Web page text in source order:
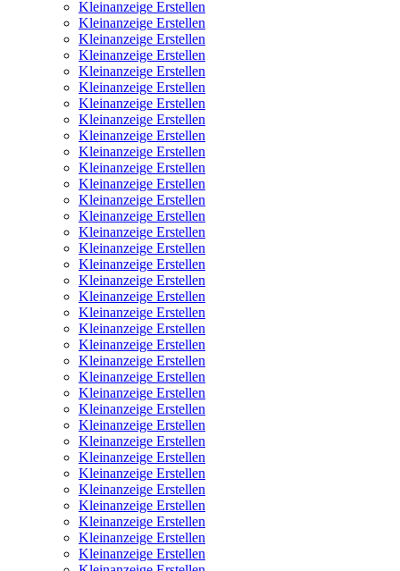
Kleinanzeige Erstellen
Kleinanzeige Erstellen
Kleinanzeige Erstellen
Kleinanzeige Erstellen
Kleinanzeige Erstellen
Kleinanzeige Erstellen
Kleinanzeige Erstellen
Kleinanzeige Erstellen
Kleinanzeige Erstellen
Kleinanzeige Erstellen
Kleinanzeige Erstellen
Kleinanzeige Erstellen
Kleinanzeige Erstellen
Kleinanzeige Erstellen
Kleinanzeige Erstellen
Kleinanzeige Erstellen
Kleinanzeige Erstellen
Kleinanzeige Erstellen
Kleinanzeige Erstellen
Kleinanzeige Erstellen
Kleinanzeige Erstellen
Kleinanzeige Erstellen
Kleinanzeige Erstellen
Kleinanzeige Erstellen
Kleinanzeige Erstellen
Kleinanzeige Erstellen
Kleinanzeige Erstellen
Kleinanzeige Erstellen
Kleinanzeige Erstellen
Kleinanzeige Erstellen
Kleinanzeige Erstellen
Kleinanzeige Erstellen
Kleinanzeige Erstellen
Kleinanzeige Erstellen
Kleinanzeige Erstellen